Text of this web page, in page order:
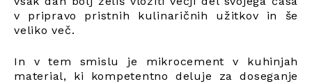
v pripravo pristnih kulinaričnih užitkov in še
veliko več.
In v tem smislu je mikrocement v kuhinjah
material, ki kompetentno deluje za doseganje